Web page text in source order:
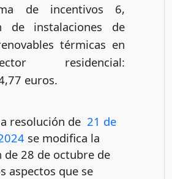
de incentivos 6,
de instalaciones de
térmicas en
residencial:
euros.
resolución de 21 de
se modifica la
de 28 de octubre de
aspectos que se